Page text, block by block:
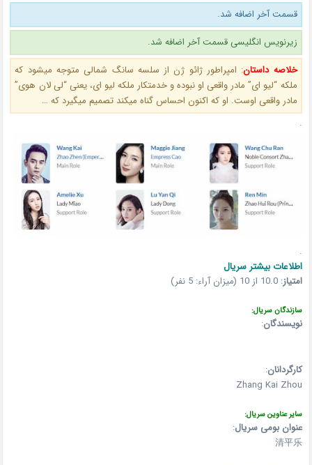
قسمت آخر اضافه شد.
زیرنویس انگلیسی قسمت آخر اضافه شد.
خلاصه داستان: امپراطور ژائو ژن از سلسه سانگ شمالی متوجه میشود که
ملکه “لیو ای” مادر واقعی او نبوده و خدمتکار ملکه لیو ای، یعنی “لی لان هوی”
مادر واقعی اوست. او که اکنون احساس گناه میکند تصمیم میگیرد که …
.
.
اطلاعات بیشتر سریال
امتیاز:10.0 از 10 (میزان آراء: 5 نفر)
سازندگان سریال:
نویسندگان:
کارگردانان:
Zhang Kai Zhou
سایر عناوین سریال:
عنوان بومی سریال:
清平乐